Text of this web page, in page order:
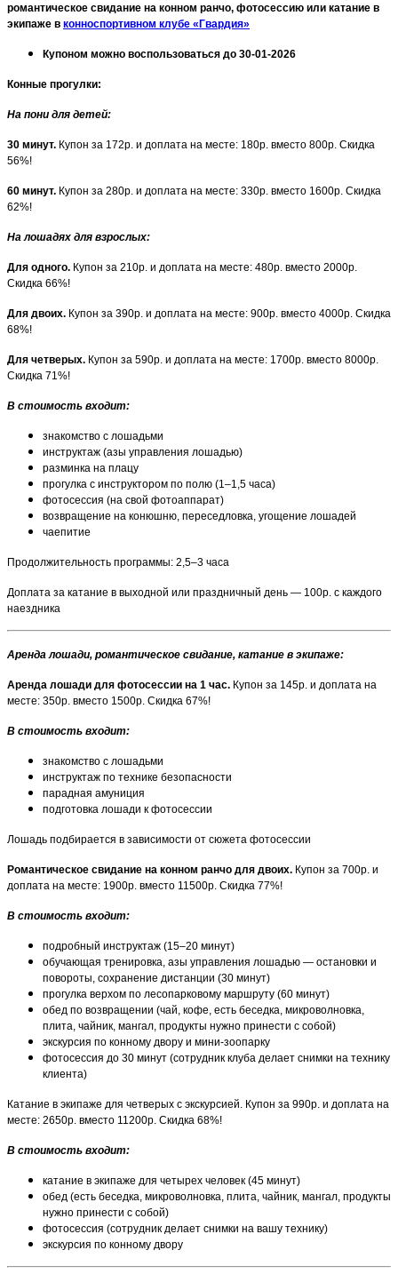
романтическое свидание на конном ранчо, фотосессию или катание в
экипаже в конноспортивном клубе «Гвардия»
Купоном можно воспользоваться до 30-01-2026
Конные прогулки:
На пони для детей:
30 минут. Купон за 172р. и доплата на месте: 180р. вместо 800р. Скидка
56%!
60 минут. Купон за 280р. и доплата на месте: 330р. вместо 1600р. Скидка
62%!
На лошадях для взрослых:
Для одного. Купон за 210р. и доплата на месте: 480р. вместо 2000р.
Скидка 66%!
Для двоих. Купон за 390р. и доплата на месте: 900р. вместо 4000р. Скидка
68%!
Для четверых. Купон за 590р. и доплата на месте: 1700р. вместо 8000р.
Скидка 71%!
В стоимость входит:
знакомство с лошадьми
инструктаж (азы управления лошадью)
разминка на плацу
прогулка с инструктором по полю (1–1,5 часа)
фотосессия (на свой фотоаппарат)
возвращение на конюшню, переседловка, угощение лошадей
чаепитие
Продолжительность программы: 2,5–3 часа
Доплата за катание в выходной или праздничный день — 100р. с каждого
наездника
Аренда лошади, романтическое свидание, катание в экипаже:
Аренда лошади для фотосессии на 1 час. Купон за 145р. и доплата на
месте: 350р. вместо 1500р. Скидка 67%!
В стоимость входит:
знакомство с лошадьми
инструктаж по технике безопасности
парадная амуниция
подготовка лошади к фотосессии
Лошадь подбирается в зависимости от сюжета фотосессии
Романтическое свидание на конном ранчо для двоих. Купон за 700р. и
доплата на месте: 1900р. вместо 11500р. Скидка 77%!
В стоимость входит:
подробный инструктаж (15–20 минут)
обучающая тренировка, азы управления лошадью — остановки и
повороты, сохранение дистанции (30 минут)
прогулка верхом по лесопарковому маршруту (60 минут)
обед по возвращении (чай, кофе, есть беседка, микроволновка,
плита, чайник, мангал, продукты нужно принести с собой)
экскурсия по конному двору и мини-зоопарку
фотосессия до 30 минут (сотрудник клуба делает снимки на технику
клиента)
Катание в экипаже для четверых с экскурсией. Купон за 990р. и доплата на
месте: 2650р. вместо 11200р. Скидка 68%!
В стоимость входит:
катание в экипаже для четырех человек (45 минут)
обед (есть беседка, микроволновка, плита, чайник, мангал, продукты
нужно принести с собой)
фотосессия (сотрудник делает снимки на вашу технику)
экскурсия по конному двору